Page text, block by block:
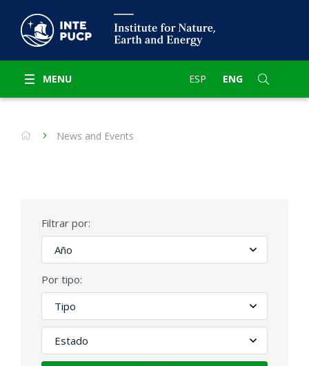
MENU ESP ENG
News and Events
Filtrar por:
Por tipo: